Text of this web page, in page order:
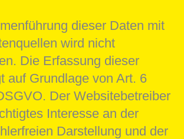
dieser Daten mit
wird nicht
Die Erfassung dieser
auf Grundlage von Art. 6
Der Websitebetreiber
Interesse an der
Darstellung und der